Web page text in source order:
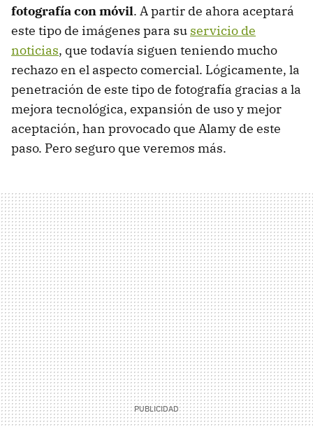
fotografía con móvil. A partir de ahora aceptará
este tipo de imágenes para su servicio de
noticias, que todavía siguen teniendo mucho
rechazo en el aspecto comercial. Lógicamente, la
penetración de este tipo de fotografía gracias a la
mejora tecnológica, expansión de uso y mejor
aceptación, han provocado que Alamy de este
paso. Pero seguro que veremos más.